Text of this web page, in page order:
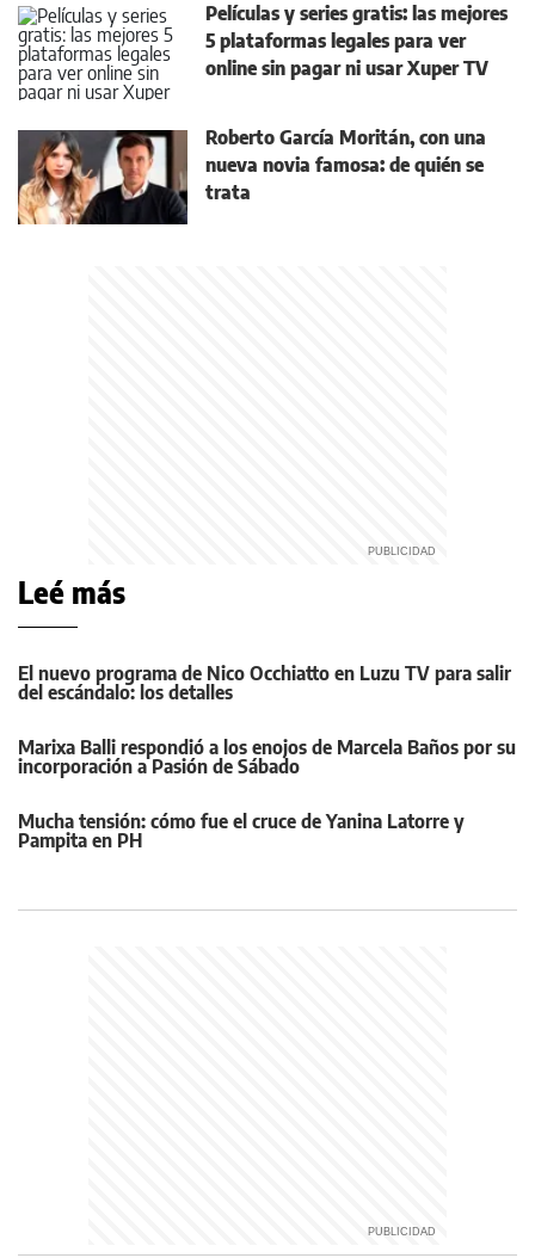
Películas y series gratis: las mejores
5 plataformas legales para ver
online sin pagar ni usar Xuper TV
Roberto García Moritán, con una
nueva novia famosa: de quién se
trata
Leé más
El nuevo programa de Nico Occhiatto en Luzu TV para salir
del escándalo: los detalles
Marixa Balli respondió a los enojos de Marcela Baños por su
incorporación a Pasión de Sábado
Mucha tensión: cómo fue el cruce de Yanina Latorre y
Pampita en PH